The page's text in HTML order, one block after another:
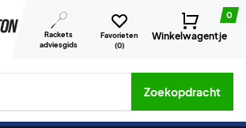
Rackets
adviesgids
Favorieten
(0)
0
Winkelwagentje
producten, merken etc.
Zoekopdracht